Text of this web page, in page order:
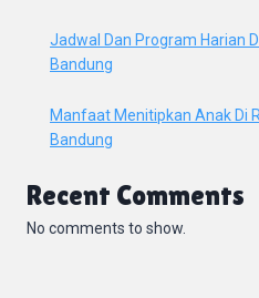
Jadwal Dan Program Harian
Bandung
Manfaat Menitipkan Anak Di
Bandung
Recent Comments
No comments to show.